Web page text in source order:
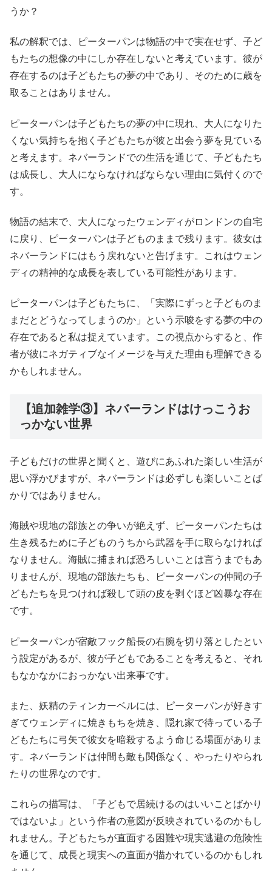
うか？
私の解釈では、ピーターパンは物語の中で実在せず、子ど
もたちの想像の中にしか存在しないと考えています。彼が
存在するのは子どもたちの夢の中であり、そのために歳を
取ることはありません。
ピーターパンは子どもたちの夢の中に現れ、大人になりた
くない気持ちを抱く子どもたちが彼と出会う夢を見ている
と考えます。ネバーランドでの生活を通じて、子どもたち
は成長し、大人にならなければならない理由に気付くので
す。
物語の結末で、大人になったウェンディがロンドンの自宅
に戻り、ピーターパンは子どものままで残ります。彼女は
ネバーランドにはもう戻れないと告げます。これはウェン
ディの精神的な成長を表している可能性があります。
ピーターパンは子どもたちに、「実際にずっと子どものま
まだとどうなってしまうのか」という示唆をする夢の中の
存在であると私は捉えています。この視点からすると、作
者が彼にネガティブなイメージを与えた理由も理解できる
かもしれません。
【追加雑学③】ネバーランドはけっこうお
っかない世界
子どもだけの世界と聞くと、遊びにあふれた楽しい生活が
思い浮かびますが、ネバーランドは必ずしも楽しいことば
かりではありません。
海賊や現地の部族との争いが絶えず、ピーターパンたちは
生き残るために子どものうちから武器を手に取らなければ
なりません。海賊に捕まれば恐ろしいことは言うまでもあ
りませんが、現地の部族たちも、ピーターパンの仲間の子
どもたちを見つければ殺して頭の皮を剥ぐほど凶暴な存在
です。
ピーターパンが宿敵フック船長の右腕を切り落としたとい
う設定があるが、彼が子どもであることを考えると、それ
もなかなかにおっかない出来事です。
また、妖精のティンカーベルには、ピーターパンが好きす
ぎてウェンディに焼きもちを焼き、隠れ家で待っている子
どもたちに弓矢で彼女を暗殺するよう命じる場面がありま
す。ネバーランドは仲間も敵も関係なく、やったりやられ
たりの世界なのです。
これらの描写は、「子どもで居続けるのはいいことばかり
ではないよ」という作者の意図が反映されているのかもし
れません。子どもたちが直面する困難や現実逃避の危険性
を通じて、成長と現実への直面が描かれているのかもしれ